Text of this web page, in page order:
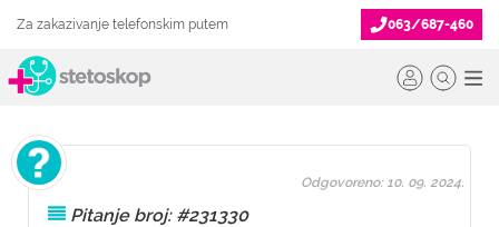
Za zakazivanje telefonskim putem 063/687-460
Pitanje broj: #231330
Odgovoreno: 10. 09. 2024.